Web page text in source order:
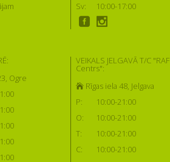
Sv:
10:00-17:00
Ogre
VEIKALS JELGAVĀ T/C "RAF
Centrs":
Rīgas iela 48, Jelgava
P:
10:00-21:00
O:
10:00-21:00
T:
10:00-21:00
C:
10:00-21:00